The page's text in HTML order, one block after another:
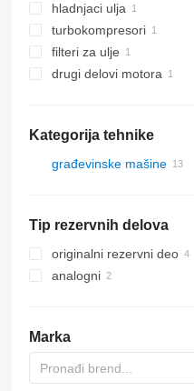
hladnjaci ulja
turbokompresori
filteri za ulje
drugi delovi motora
Kategorija tehnike
građevinske mašine
prednji utovarivači
Tip rezervnih delova
originalni rezervni deo
analogni
Marka